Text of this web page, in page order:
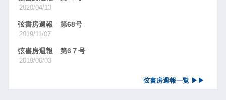
2020/04/13
弦書房週報 第68号
2019/11/07
弦書房週報 第6７号
2019/06/03
弦書房週報一覧 ▶▶